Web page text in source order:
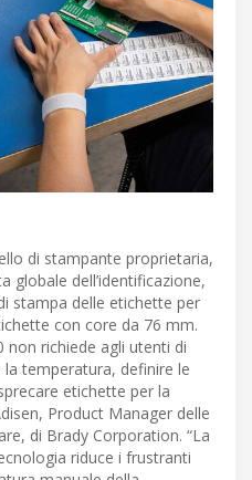
di stampante proprietaria,
globale dell’identificazione,
stampa delle etichette per
con core da 76 mm.
non richiede agli utenti di
temperatura, definire le
etichette per la
Product Manager delle
di Brady Corporation. “La
riduce i frustranti